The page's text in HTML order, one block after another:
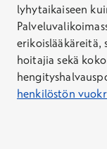
lyhytaikaiseen
erikoislääkäreitä,
hoitajia sekä
henkilöstön